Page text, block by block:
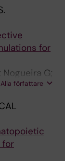
Pinto-do-o
for
G;
B; Janse
Alla författare
for